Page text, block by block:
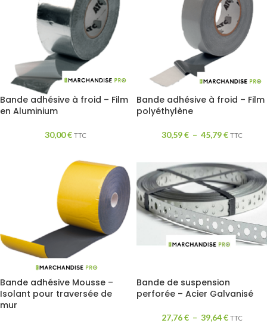
Bande adhésive à froid – Film
en Aluminium
30,00€ TTC
Bande adhésive à froid – Film
polyéthylène
30,59€ – 45,79€ TTC
Bande adhésive Mousse –
Isolant pour traversée de
mur
Bande de suspension
perforée – Acier Galvanisé
27,76€ – 39,64€ TTC